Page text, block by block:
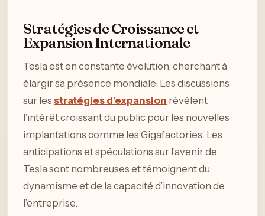
Stratégies de Croissance et
Expansion Internationale
Tesla est en constante évolution, cherchant à
élargir sa présence mondiale. Les discussions
sur les stratégies d’expansion révèlent
l’intérêt croissant du public pour les nouvelles
implantations comme les Gigafactories. Les
anticipations et spéculations sur l’avenir de
Tesla sont nombreuses et témoignent du
dynamisme et de la capacité d’innovation de
l’entreprise.